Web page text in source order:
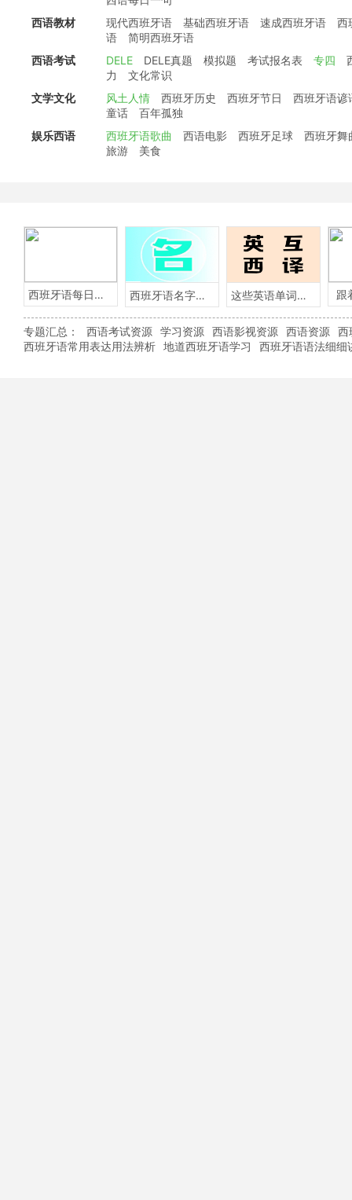
西语教材
现代西班牙语 基础西班牙语 速成西班牙语
西
语
简明西班牙语
西语考试
DELE DELE真题 模拟题 考试报名表 专四
力
文化常识
文学文化
风土人情 西班牙历史 西班牙节日
西班牙语谚
童话
百年孤独
娱乐西语
西班牙语歌曲 西语电影 西班牙足球
西班牙舞
旅游
美食
西班牙语每日一句 西班牙语名字含义 这些英语单词用西班牙语怎么说？ 跟
专题汇总： 西语考试资源 学习资源 西语影视资源 西语资源 西
西班牙语常用表达用法辨析 地道西班牙语学习 西班牙语语法细细